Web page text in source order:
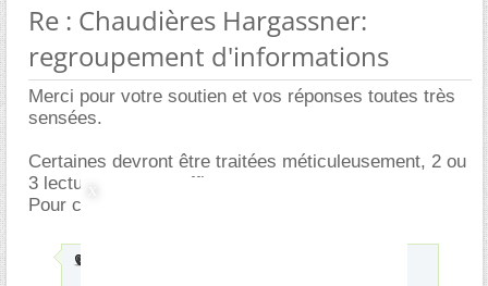
Re : Chaudières Hargassner:
regroupement d'informations
Merci pour votre soutien et vos réponses toutes très
sensées.
Certaines devront être traitées méticuleusement, 2 ou
3 lectures ne me suffiront pas.
Pour celles à ma portée: